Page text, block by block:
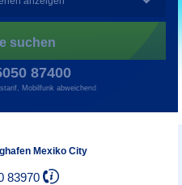
suchen
87400
Mobilfunk abweichend
Mexiko City
83970